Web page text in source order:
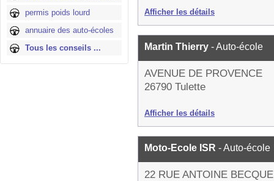
permis poids lourd
annuaire des auto-écoles
Tous les conseils ...
Afficher les détails
Martin Thierry - Auto-école
AVENUE DE PROVENCE
26790 Tulette
Afficher les détails
Moto-Ecole ISR - Auto-école
22 RUE ANTOINE